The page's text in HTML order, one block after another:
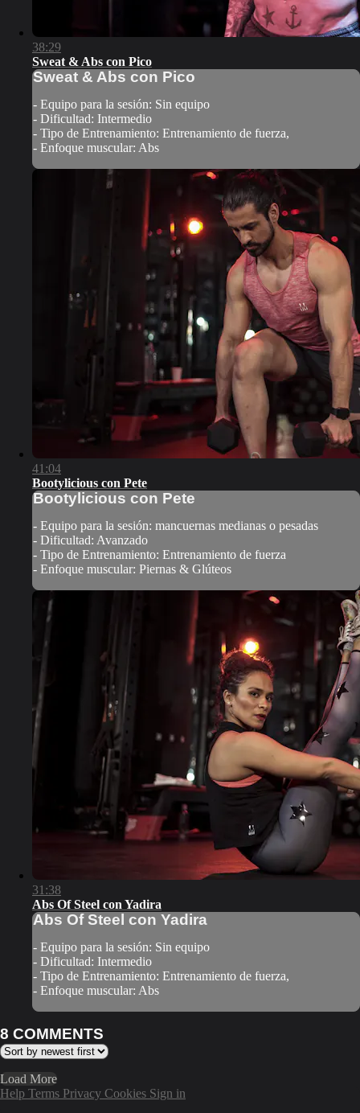
38:29
Sweat & Abs con Pico
Sweat & Abs con Pico
- Equipo para la sesión: Sin equipo
- Dificultad: Intermedio
- Tipo de Entrenamiento: Entrenamiento de fuerza,
- Enfoque muscular: Abs
41:04
Bootylicious con Pete
Bootylicious con Pete
- Equipo para la sesión: mancuernas medianas o pesadas
- Dificultad: Avanzado
- Tipo de Entrenamiento: Entrenamiento de fuerza
- Enfoque muscular: Piernas & Glúteos
31:38
Abs Of Steel con Yadira
Abs Of Steel con Yadira
- Equipo para la sesión: Sin equipo
- Dificultad: Intermedio
- Tipo de Entrenamiento: Entrenamiento de fuerza,
- Enfoque muscular: Abs
8 COMMENTS
Load More
Help Terms Privacy Cookies Sign in